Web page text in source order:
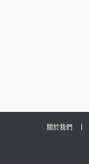
關於我們